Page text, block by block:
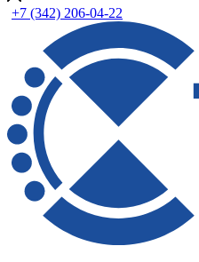
+7 (342) 206-04-22